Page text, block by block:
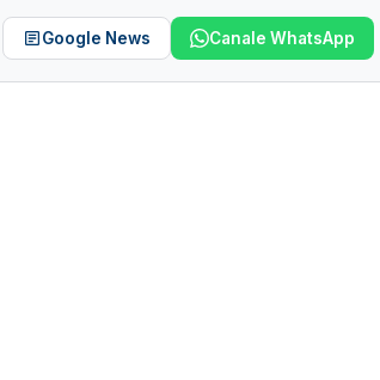
Google News Canale WhatsApp